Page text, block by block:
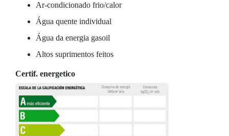
Ar-condicionado frio/calor
Água quente individual
Água da energia gasoil
Altos suprimentos feitos
Certif. energetico